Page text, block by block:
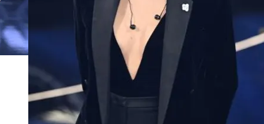
FOTO
CONCORSI
EVENTI